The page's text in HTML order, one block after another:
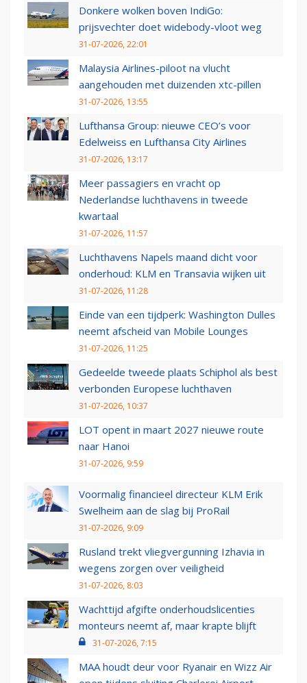
Donkere wolken boven IndiGo:
prijsvechter doet widebody-vloot weg
31-07-2026, 22:01
Malaysia Airlines-piloot na vlucht
aangehouden met duizenden xtc-pillen
31-07-2026, 13:55
Lufthansa Group: nieuwe CEO’s voor
Edelweiss en Lufthansa City Airlines
31-07-2026, 13:17
Meer passagiers en vracht op
Nederlandse luchthavens in tweede
kwartaal
31-07-2026, 11:57
Luchthavens Napels maand dicht voor
onderhoud: KLM en Transavia wijken uit
31-07-2026, 11:28
Einde van een tijdperk: Washington Dulles
neemt afscheid van Mobile Lounges
31-07-2026, 11:25
Gedeelde tweede plaats Schiphol als best
verbonden Europese luchthaven
31-07-2026, 10:37
LOT opent in maart 2027 nieuwe route
naar Hanoi
31-07-2026, 9:59
Voormalig financieel directeur KLM Erik
Swelheim aan de slag bij ProRail
31-07-2026, 9:09
Rusland trekt vliegvergunning Izhavia in
wegens zorgen over veiligheid
31-07-2026, 8:03
Wachttijd afgifte onderhoudslicenties
monteurs neemt af, maar krapte blijft
31-07-2026, 7:15
MAA houdt deur voor Ryanair en Wizz Air